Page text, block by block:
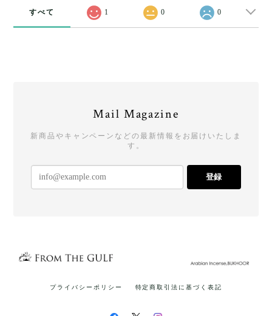
すべて 1 0 0
Mail Magazine
新商品やキャンペーンなどの最新情報をお届けいたしま
す。
登録
プライバシーポリシー 特定商取引法に基づく表記